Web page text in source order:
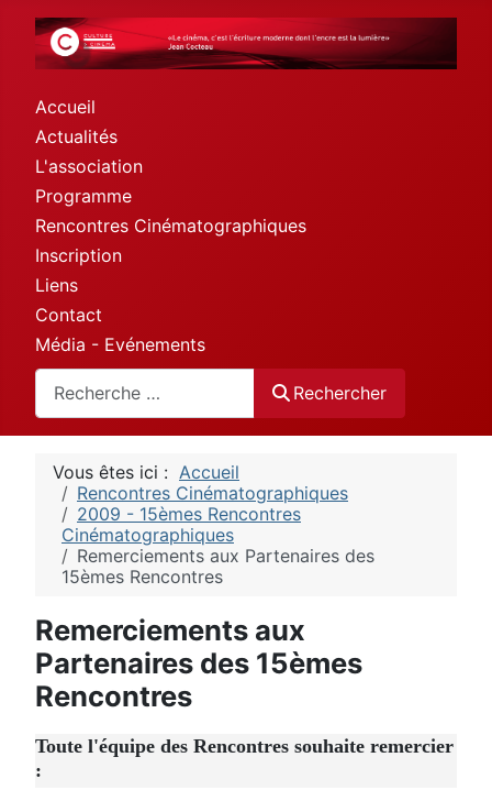
Accueil
Actualités
L'association
Programme
Rencontres Cinématographiques
Inscription
Liens
Contact
Média - Evénements
Rechercher
Rechercher
Vous êtes ici : Accueil
Rencontres Cinématographiques
2009 - 15èmes Rencontres
Cinématographiques
Remerciements aux Partenaires des
15èmes Rencontres
Remerciements aux
Partenaires des 15èmes
Rencontres
Toute l'équipe des Rencontres souhaite remercier
: